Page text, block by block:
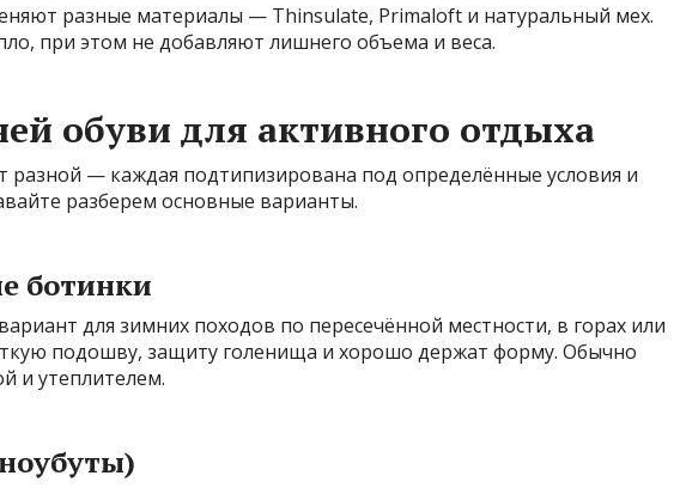
разные материалы — Thinsulate, Primaloft и натуральный мех.
при этом не добавляют лишнего объема и веса.
обуви для активного отдыха
разной — каждая подтипизирована под определённые условия и
разберем основные варианты.
ботинки
для зимних походов по пересечённой местности, в горах или
подошву, защиту голенища и хорошо держат форму. Обычно
и утеплителем.